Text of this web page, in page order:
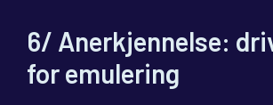
6/ Anerkjennelse:
for emulering